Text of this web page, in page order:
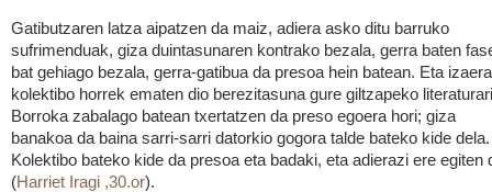
Gatibutzaren latza aipatzen da maiz, adiera asko ditu barruko
sufrimenduak, giza duintasunaren kontrako bezala, gerra baten
bat gehiago bezala, gerra-gatibua da presoa hein batean. Eta izaera
kolektibo horrek ematen dio berezitasuna gure giltzapeko
Borroka zabalago batean txertatzen da preso egoera hori; giza
banakoa da baina sarri-sarri datorkio gogora talde bateko kide dela.
Kolektibo bateko kide da presoa eta badaki, eta adierazi ere egiten
(Harriet Iragi ,30.or).